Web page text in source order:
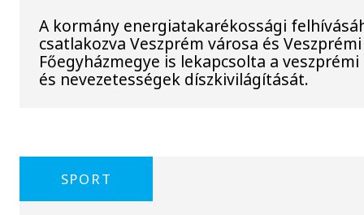
A kormány energiatakarékossági
csatlakozva Veszprém városa és Veszprémi
Főegyházmegye is lekapcsolta a
és nevezetességek díszkivilágítását.
SPORT